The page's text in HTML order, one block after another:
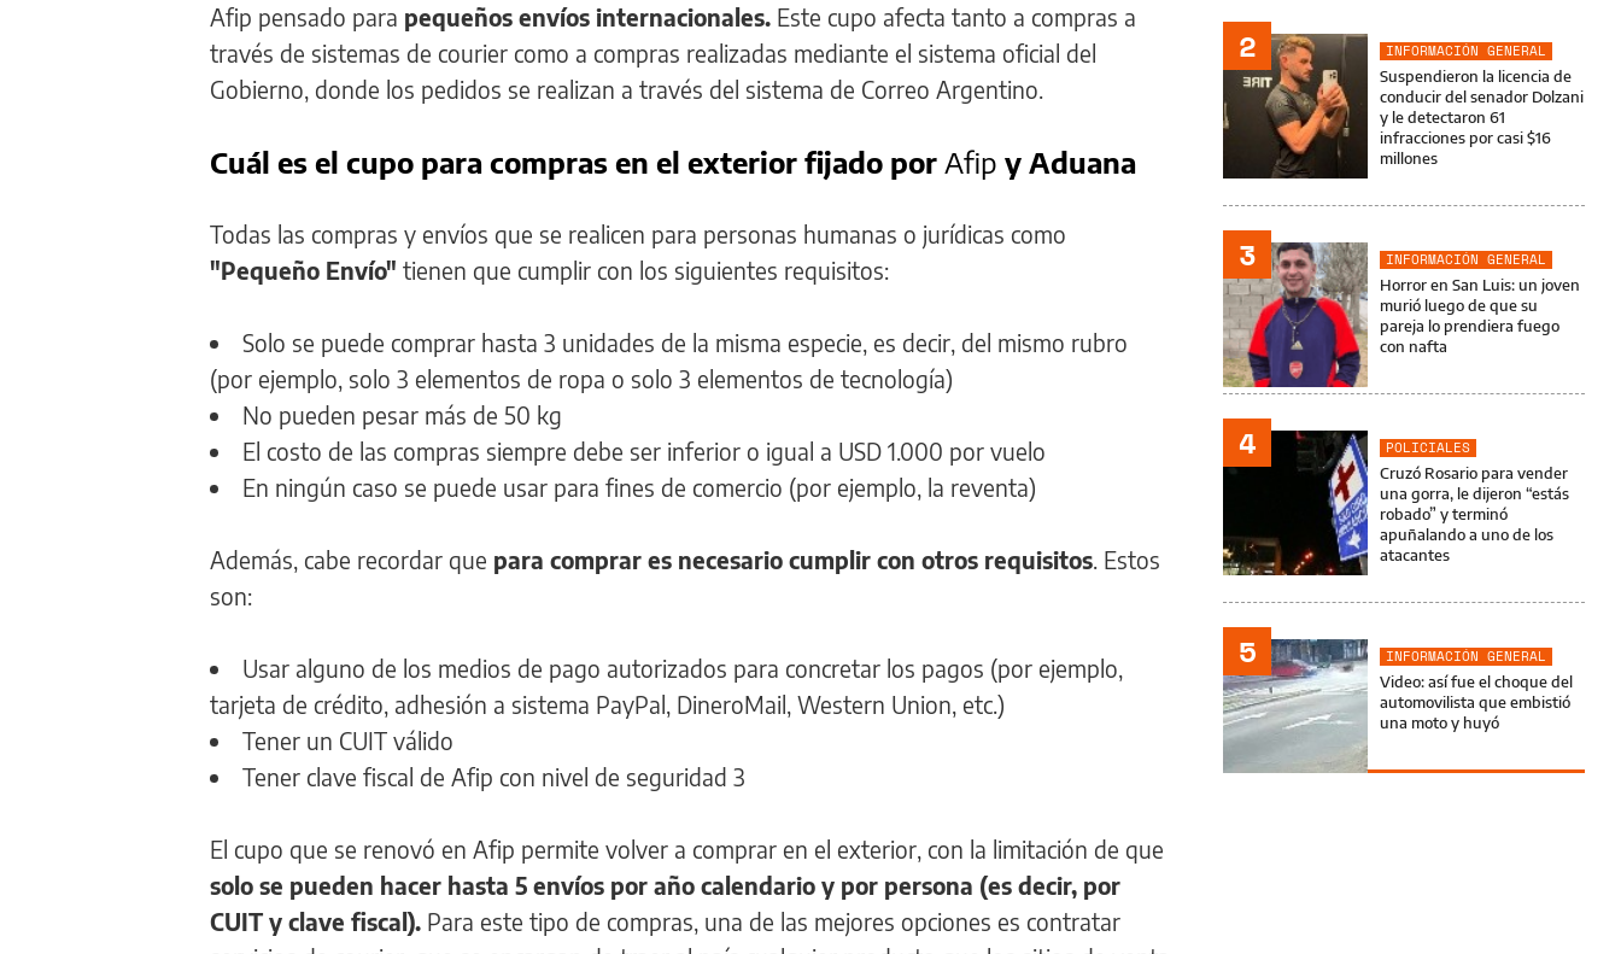
Afip pensado para pequeños envíos internacionales. Este cupo afecta tanto a compras a
través de sistemas de courier como a compras realizadas mediante el sistema oficial del
Gobierno, donde los pedidos se realizan a través del sistema de Correo Argentino.
Cuál es el cupo para compras en el exterior fijado por Afip y Aduana
Todas las compras y envíos que se realicen para personas humanas o jurídicas como
"Pequeño Envío" tienen que cumplir con los siguientes requisitos:
Solo se puede comprar hasta 3 unidades de la misma especie, es decir, del mismo rubro
(por ejemplo, solo 3 elementos de ropa o solo 3 elementos de tecnología)
No pueden pesar más de 50 kg
El costo de las compras siempre debe ser inferior o igual a USD 1.000 por vuelo
En ningún caso se puede usar para fines de comercio (por ejemplo, la reventa)
Además, cabe recordar que para comprar es necesario cumplir con otros requisitos . Estos
son:
Usar alguno de los medios de pago autorizados para concretar los pagos (por ejemplo,
tarjeta de crédito, adhesión a sistema PayPal, DineroMail, Western Union, etc.)
Tener un CUIT válido
Tener clave fiscal de Afip con nivel de seguridad 3
El cupo que se renovó en Afip permite volver a comprar en el exterior, con la limitación de que
solo se pueden hacer hasta 5 envíos por año calendario y por persona (es decir, por
CUIT y clave fiscal). Para este tipo de compras, una de las mejores opciones es contratar
2
INFORMACIÓN GENERAL
Suspendieron la licencia de
conducir del senador Dolzani
y le detectaron 61
infracciones por casi $16
millones
3
INFORMACIÓN GENERAL
Horror en San Luis: un joven
murió luego de que su
pareja lo prendiera fuego
con nafta
4
POLICIALES
Cruzó Rosario para vender
una gorra, le dijeron “estás
robado” y terminó
apuñalando a uno de los
atacantes
5
INFORMACIÓN GENERAL
Video: así fue el choque del
automovilista que embistió
una moto y huyó